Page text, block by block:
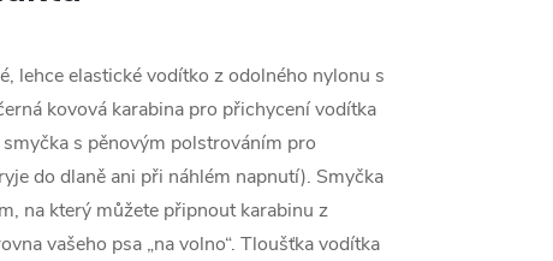
lehce elastické vodítko z odolného nylonu s
kovová karabina pro přichycení vodítka
s pěnovým polstrováním pro
do dlaně ani při náhlém napnutí). Smyčka
na který můžete připnout karabinu z
vašeho psa „na volno“. Tloušťka vodítka